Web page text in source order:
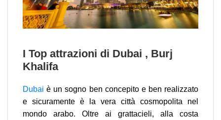
I Top attrazioni di Dubai , Burj
Khalifa
Dubaiè un sogno ben concepito e ben realizzato
e sicuramente è la vera città cosmopolita nel
mondo arabo. Oltre ai grattacieli, alla costa